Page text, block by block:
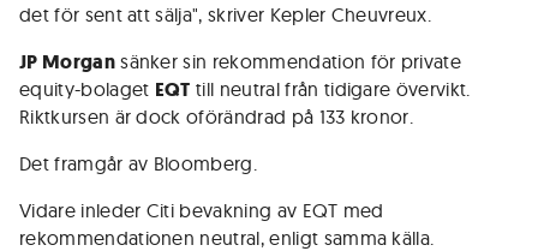
det för sent att sälja", skriver Kepler Cheuvreux.
JP Morgansänker sin rekommendation för private
equity-bolaget EQT till neutral från tidigare övervikt.
Riktkursen är dock oförändrad på 133 kronor.
Det framgår av Bloomberg.
Vidare inleder Citi bevakning av EQT med
rekommendationen neutral, enligt samma källa.